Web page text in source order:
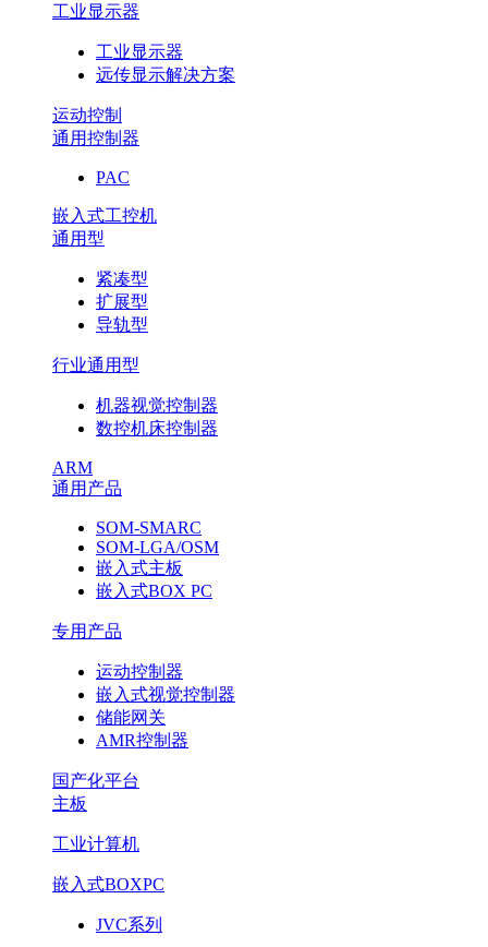
工业显示器
工业显示器
远传显示解决方案
运动控制
通用控制器
PAC
嵌入式工控机
通用型
紧凑型
扩展型
导轨型
行业通用型
机器视觉控制器
数控机床控制器
ARM
通用产品
SOM-SMARC
SOM-LGA/OSM
嵌入式主板
嵌入式BOX PC
专用产品
运动控制器
嵌入式视觉控制器
储能网关
AMR控制器
国产化平台
主板
工业计算机
嵌入式BOXPC
JVC系列